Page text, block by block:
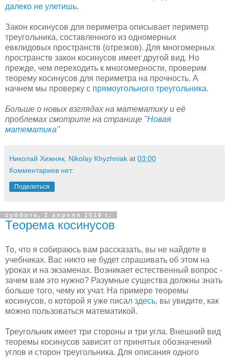
далеко не улетишь.
Закон косинусов для периметра описывает периметр
треугольника, составленного из одномерных
евклидовых пространств (отрезков). Для многомерных
пространств закон косинусов имеет другой вид. Но
прежде, чем переходить к многомерности, проверим
теорему косинусов для периметра на прочность. А
начнем мы проверку с прямоугольного треугольника.
Больше о новых взглядах на математику и её
проблемах смотрите на странице "Новая
математика"
Николай Хижняк, Nikolay Khyzhniak at 03:00
Комментариев нет:
Поделиться
суббота, 2 апреля 2016 г.
Теорема косинусов
То, что я собираюсь вам рассказать, вы не найдете в
учебниках. Вас никто не будет спрашивать об этом на
уроках и на экзаменах. Возникает естественный вопрос -
зачем вам это нужно? Разумные существа должны знать
больше того, чему их учат. На примере теоремы
косинусов, о которой я уже писал здесь, вы увидите, как
можно пользоваться математикой.
Треугольник имеет три стороны и три угла. Внешний вид
теоремы косинусов зависит от принятых обозначений
углов и сторон треугольника. Для описания одного